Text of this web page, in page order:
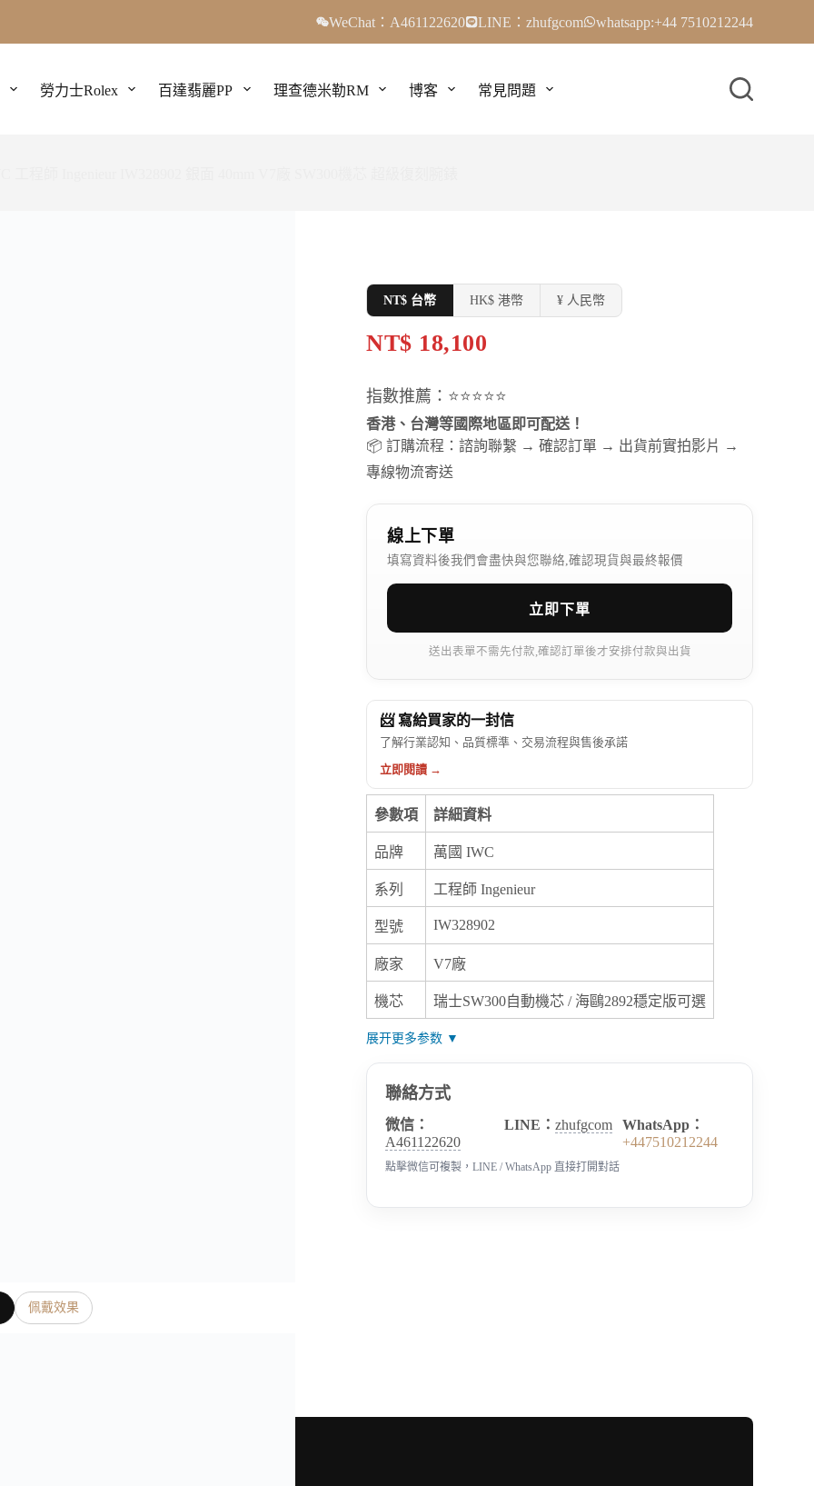
WeChat：A461122620 LINE：zhufgcom whatsapp:+44 7510212244
勞力士Rolex 百達翡麗PP 理查德米勒RM 博客 常見問題
NT$ 台幣 HK$ 港幣 ¥ 人民幣
NT$ 18,100
指數推薦：⭐⭐⭐⭐⭐
香港、台灣等國際地區即可配送！
📦 訂購流程：諮詢聯繫 → 確認訂單 → 出貨前實拍影片 →
專線物流寄送
線上下單
填寫資料後我們會盡快與您聯絡,確認現貨與最終報價
立即下單
送出表單不需先付款,確認訂單後才安排付款與出貨
📨 寫給買家的一封信
了解行業認知、品質標準、交易流程與售後承諾
立即閱讀 →
參數項 詳細資料
品牌 萬國 IWC
系列 工程師 Ingenieur
型號 IW328902
廠家 V7廠
機芯 瑞士SW300自動機芯 / 海鷗2892穩定版可選
展开更多参数 ▼
聯絡方式
微信：
A461122620
LINE： zhufgcom
WhatsApp：
+447510212244
點擊微信可複製，LINE / WhatsApp 直接打開對話
佩戴效果